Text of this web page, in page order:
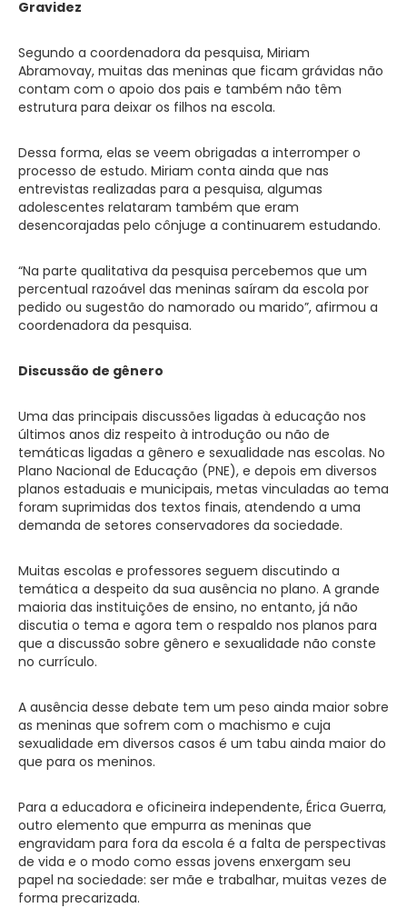
Gravidez
Segundo a coordenadora da pesquisa, Miriam
Abramovay, muitas das meninas que ficam grávidas não
contam com o apoio dos pais e também não têm
estrutura para deixar os filhos na escola.
Dessa forma, elas se veem obrigadas a interromper o
processo de estudo. Miriam conta ainda que nas
entrevistas realizadas para a pesquisa, algumas
adolescentes relataram também que eram
desencorajadas pelo cônjuge a continuarem estudando.
“Na parte qualitativa da pesquisa percebemos que um
percentual razoável das meninas saíram da escola por
pedido ou sugestão do namorado ou marido”, afirmou a
coordenadora da pesquisa.
Discussão de gênero
Uma das principais discussões ligadas à educação nos
últimos anos diz respeito à introdução ou não de
temáticas ligadas a gênero e sexualidade nas escolas. No
Plano Nacional de Educação (PNE), e depois em diversos
planos estaduais e municipais, metas vinculadas ao tema
foram suprimidas dos textos finais, atendendo a uma
demanda de setores conservadores da sociedade.
Muitas escolas e professores seguem discutindo a
temática a despeito da sua ausência no plano. A grande
maioria das instituições de ensino, no entanto, já não
discutia o tema e agora tem o respaldo nos planos para
que a discussão sobre gênero e sexualidade não conste
no currículo.
A ausência desse debate tem um peso ainda maior sobre
as meninas que sofrem com o machismo e cuja
sexualidade em diversos casos é um tabu ainda maior do
que para os meninos.
Para a educadora e oficineira independente, Érica Guerra,
outro elemento que empurra as meninas que
engravidam para fora da escola é a falta de perspectivas
de vida e o modo como essas jovens enxergam seu
papel na sociedade: ser mãe e trabalhar, muitas vezes de
forma precarizada.